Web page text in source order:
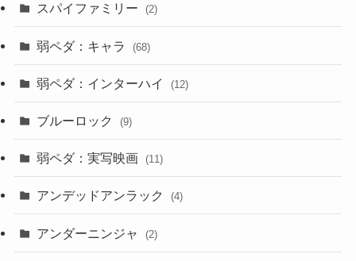
スパイファミリー (2)
弱ペダ：キャラ (68)
弱ペダ：インターハイ (12)
ブルーロック (9)
弱ペダ：実写映画 (11)
アンデッドアンラック (4)
アンダーニンジャ (2)